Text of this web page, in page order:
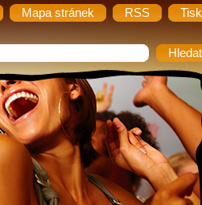
Mapa stránek RSS Tisk